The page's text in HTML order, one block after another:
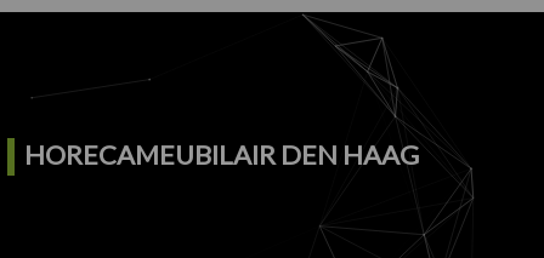
HORECAMEUBILAIR DEN HAAG